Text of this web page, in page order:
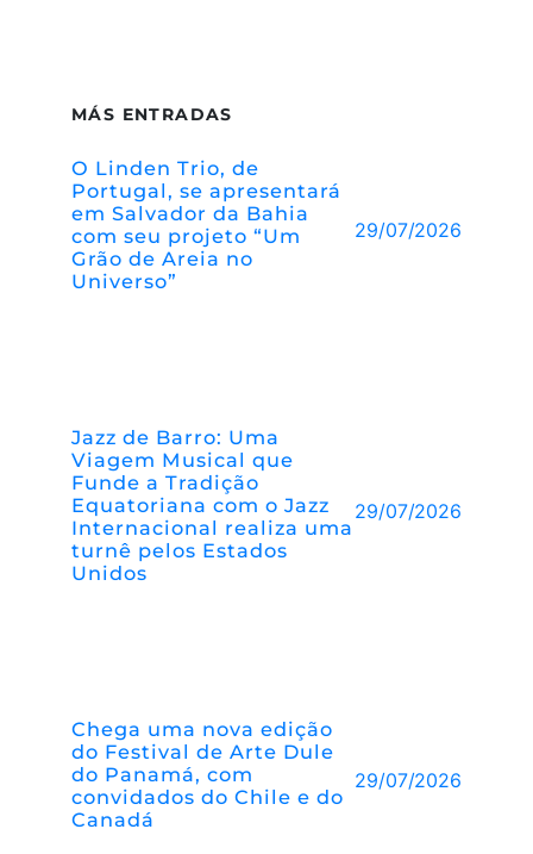
MÁS ENTRADAS
O Linden Trio, de
Portugal, se apresentará
em Salvador da Bahia
com seu projeto “Um
Grão de Areia no
Universo”
29/07/2026
Jazz de Barro: Uma
Viagem Musical que
Funde a Tradição
Equatoriana com o Jazz
Internacional realiza uma
turnê pelos Estados
Unidos
29/07/2026
Chega uma nova edição
do Festival de Arte Dule
do Panamá, com
convidados do Chile e do
Canadá
29/07/2026